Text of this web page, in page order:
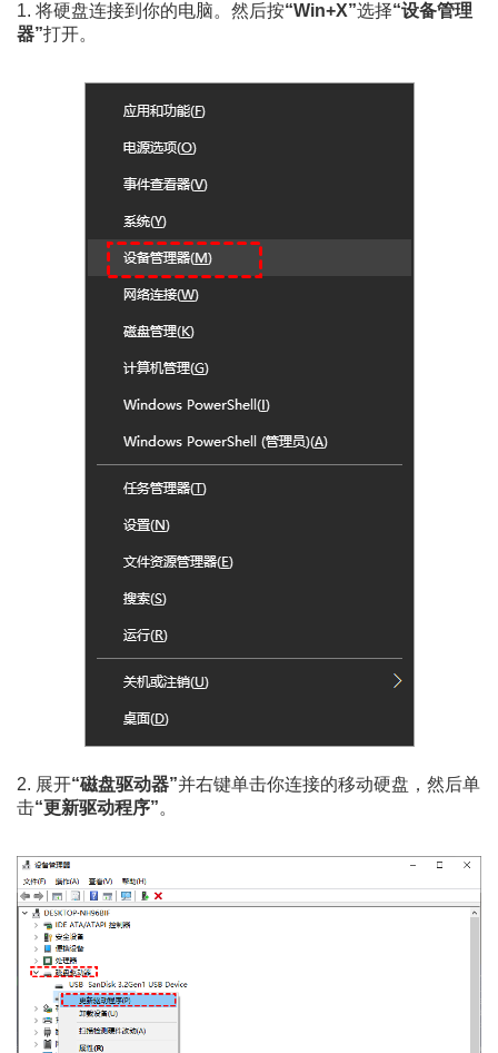
1. 将硬盘连接到你的电脑。然后按“Win+X”选择“设备管理
器”打开。
2. 展开“磁盘驱动器”并右键单击你连接的移动硬盘，然后单
击“更新驱动程序”。